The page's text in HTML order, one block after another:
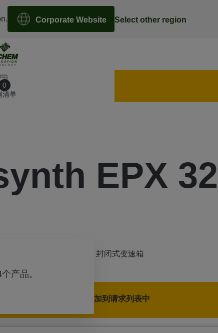
0
清单
Corporate Website Select other region
EPX
封闭式变速箱
添加到请求列表中
产品。